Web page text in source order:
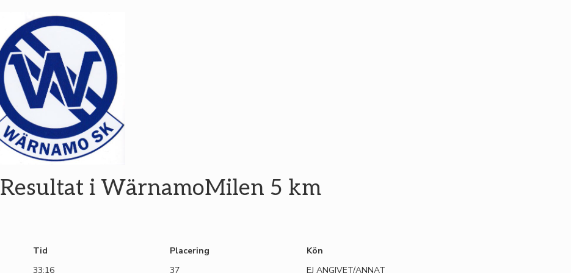
Resultat i WärnamoMilen 5 km
Tid
33:16
Placering
37
Kön
EJ ANGIVET/ANNAT